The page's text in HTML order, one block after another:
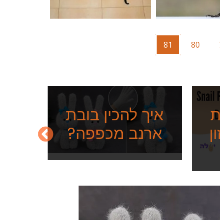
Page
80
Current
page
81
איך להכין בובת
ארנב מכפפה?